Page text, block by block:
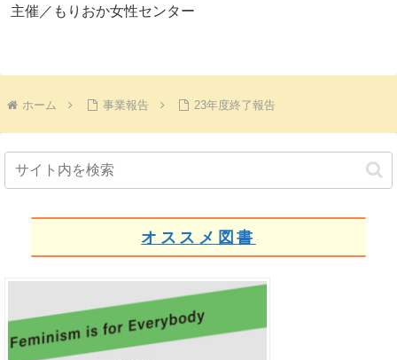
主催／もりおか女性センター
ホーム 事業報告 23年度終了報告
オススメ図書